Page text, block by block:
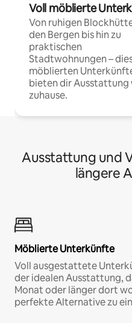
Voll möblierte
Von ruhigen
den Bergen bis hin zu
praktischen
Stadtwohnungen –
möblierten
bieten dir Ausstattung
zuhause.
Ausstattung und
längere
Möblierte Unterkünfte
Voll ausgestattete
der idealen Ausstattung,
Monat oder länger dort
perfekte Alternative zu